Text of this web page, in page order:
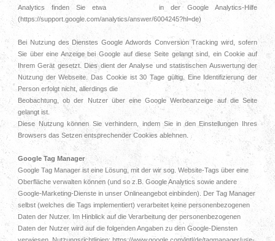
Analytics finden Sie etwa in der Google Analytics-Hilfe
(https://support.google.com/analytics/answer/6004245?hl=de)
Bei Nutzung des Dienstes Google Adwords Conversion Tracking wird, sofern
Sie über eine Anzeige bei Google auf diese Seite gelangt sind, ein Cookie auf
Ihrem Gerät gesetzt. Dies dient der Analyse und statistischen Auswertung der
Nutzung der Webseite. Das Cookie ist 30 Tage gültig. Eine Identifizierung der
Person erfolgt nicht, allerdings die
Beobachtung, ob der Nutzer über eine Google Werbeanzeige auf die Seite
gelangt ist.
Diese Nutzung können Sie verhindern, indem Sie in den Einstellungen Ihres
Browsers das Setzen entsprechender Cookies ablehnen.
Google Tag Manager
Google Tag Manager ist eine Lösung, mit der wir sog. Website-Tags über eine
Oberfläche verwalten können (und so z.B. Google Analytics sowie andere
Google-Marketing-Dienste in unser Onlineangebot einbinden). Der Tag Manager
selbst (welches die Tags implementiert) verarbeitet keine personenbezogenen
Daten der Nutzer. Im Hinblick auf die Verarbeitung der personenbezogenen
Daten der Nutzer wird auf die folgenden Angaben zu den Google-Diensten